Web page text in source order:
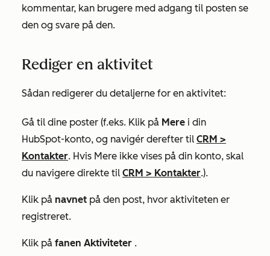
kommentar, kan brugere med adgang til posten se
den og svare på den.
Rediger en aktivitet
Sådan redigerer du detaljerne for en aktivitet:
Gå til dine poster (f.eks. Klik på Mere i din
HubSpot-konto, og navigér derefter til CRM >
Kontakter. Hvis Mere ikke vises på din konto, skal
du navigere direkte til CRM > Kontakter.).
Klik på navnet på den post, hvor aktiviteten er
registreret.
Klik på fanen Aktiviteter .